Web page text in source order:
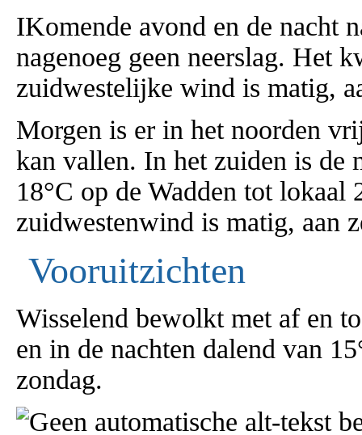
IKomende avond en de nacht
nagenoeg geen neerslag. Het
zuidwestelijke wind is matig,
Morgen is er in het noorden
kan vallen. In het zuiden is
18°C op de Wadden tot
zuidwestenwind is matig, aan
Vooruitzichten
Wisselend bewolkt met af en
en in de nachten dalend van
zondag.